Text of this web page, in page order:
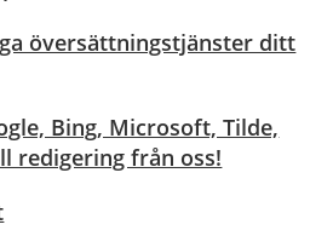
översättningstjänster ditt
Bing, Microsoft, Tilde,
redigering från oss!